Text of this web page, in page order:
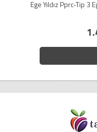
Ege Yıldız Pprc-Tip